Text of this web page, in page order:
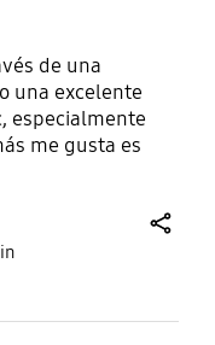
de una
una excelente
especialmente
me gusta es
que ocurre con
son vivos y el
largas de
perfectamente a
cómodo y